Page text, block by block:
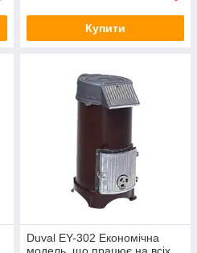
Купити
Duval EY-302 Економічна